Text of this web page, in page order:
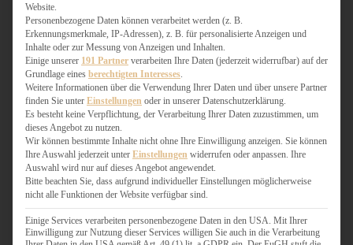
TÖRTCHEN
VEGAN SÜSS
WEIHNACHTSBÄCKEREI
HERZHAFT
BURGER & SANDWICHES
FIX AUF DEM TISCH
FLEISCH & FISCH
GRILLEN / BARBECUE
HERZHAFTES BACKEN
ONE-POT-GERICHTE
Website.
Personenbezogene Daten können verarbeitet werden (z. B.
Erkennungsmerkmale, IP-Adressen), z. B. für personalisierte Anzeigen und
Inhalte oder zur Messung von Anzeigen und Inhalten.
Einige unserer 191 Partner verarbeiten Ihre Daten (jederzeit widerrufbar) auf der
Grundlage eines berechtigten Interesses
Weitere Informationen über die Verwendung Ihrer Daten und über unsere Partner
finden Sie unter Einstellungen oder in unserer Datenschutzerklärung.
Es besteht keine Verpflichtung, der Verarbeitung Ihrer Daten zuzustimmen, um
dieses Angebot zu nutzen.
Wir können bestimmte Inhalte nicht ohne Ihre Einwilligung anzeigen. Sie können
Ihre Auswahl jederzeit unter Einstellungen widerrufen oder anpassen. Ihre
Auswahl wird nur auf dieses Angebot angewendet.
Bitte beachten Sie, dass aufgrund individueller Einstellungen möglicherweise
nicht alle Funktionen der Website verfügbar sind.
Einige Services verarbeiten personenbezogene Daten in den USA. Mit Ihrer
Einwilligung zur Nutzung dieser Services willigen Sie auch in die Verarbeitung